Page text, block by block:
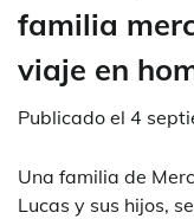
familia
viaje en
Publicado el 4
Una familia de
Lucas y sus hijos,